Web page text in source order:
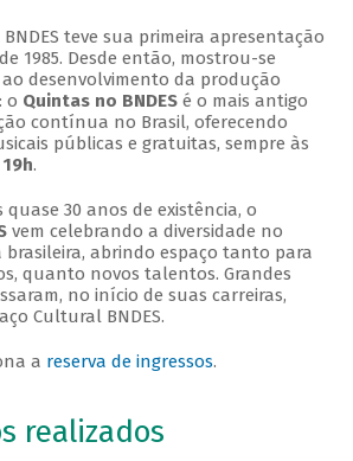
teve sua primeira apresentação
1985. Desde então, mostrou-se
desenvolvimento da produção
o Quintas no BNDESé o mais antigo
contínua no Brasil, oferecendo
públicas e gratuitas, sempre às
.
30 anos de existência, o
vem celebrando a diversidade no
brasileira, abrindo espaço tanto para
quanto novos talentos. Grandes
no início de suas carreiras,
Cultural BNDES.
a reserva de ingressos.
realizados